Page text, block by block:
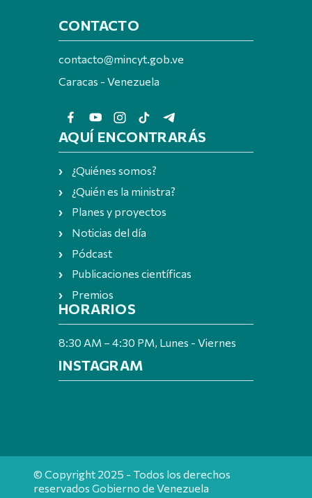
CONTACTO
contacto@mincyt.gob.ve
Caracas - Venezuela
AQUÍ ENCONTRARÁS
¿Quiénes somos?
¿Quién es la ministra?
Planes y proyectos
Noticias del día
Pódcast
Publicaciones científicas
Premios
HORARIOS
8:30 AM – 4:30 PM, Lunes - Viernes
INSTAGRAM
© Copyright 2025 - Todos los derechos
reservados Gobierno de Venezuela